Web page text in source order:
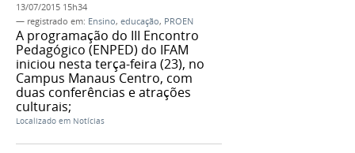
13/07/2015 15h34
— registrado em: Ensino, educação, PROEN
A programação do III Encontro
Pedagógico (ENPED) do IFAM
iniciou nesta terça-feira (23), no
Campus Manaus Centro, com
duas conferências e atrações
culturais;
Localizado em Notícias